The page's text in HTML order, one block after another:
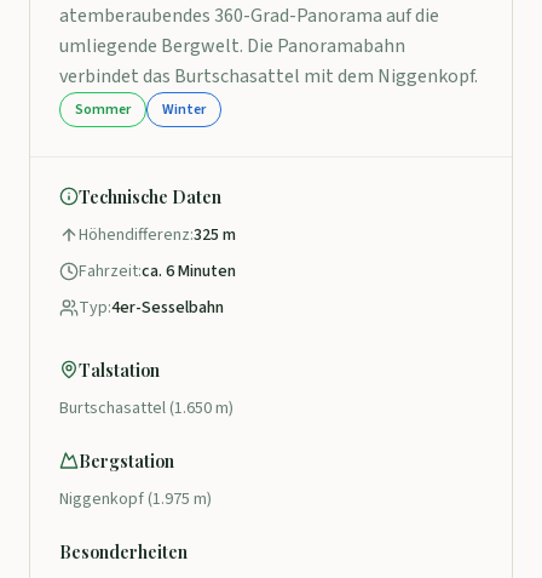
atemberaubendes 360-Grad-Panorama auf die
umliegende Bergwelt. Die Panoramabahn
verbindet das Burtschasattel mit dem Niggenkopf.
Sommer Winter
Technische Daten
Höhendifferenz:325 m
Fahrzeit:ca. 6 Minuten
Typ:4er-Sesselbahn
Talstation
Burtschasattel (1.650 m)
Bergstation
Niggenkopf (1.975 m)
Besonderheiten